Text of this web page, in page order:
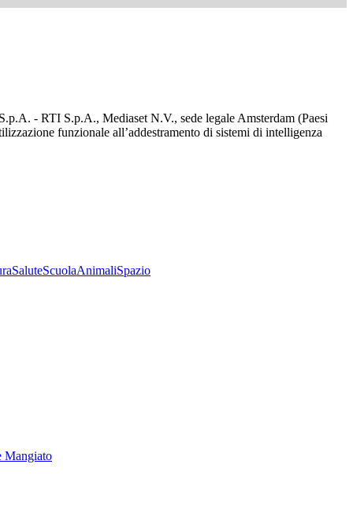
- RTI S.p.A., Mediaset N.V., sede legale Amsterdam (Paesi
funzionale all’addestramento di sistemi di intelligenza
SaluteScuolaAnimaliSpazio
Mangiato